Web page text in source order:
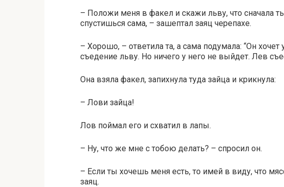
– Положи меня в факел и скажи льву, что сначала
спустишься сама, – зашептал заяц черепахе.
– Хорошо, – ответила та, а сама подумала: “Он
съедение льву. Но ничего у него не выйдет. Лев
Она взяла факел, запихнула туда зайца и крикнула:
– Лови зайца!
Лов поймал его и схватил в лапы.
– Ну, что же мне с тобою делать? – спросил он.
– Если ты хочешь меня есть, то имей в виду, что
заяц.